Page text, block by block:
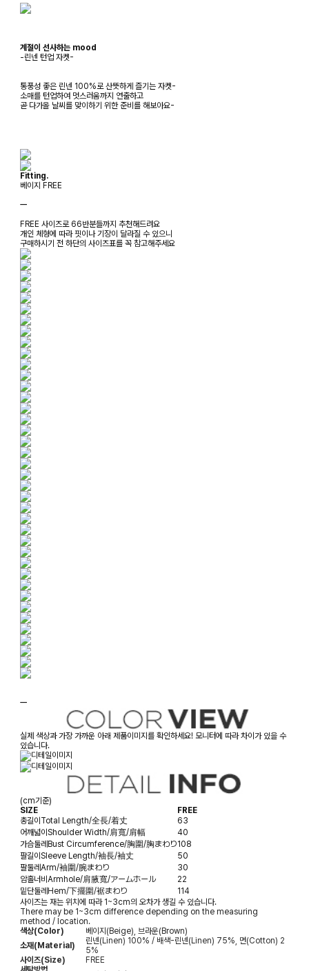
계절이 선사하는 mood
-린넨 턴업 자켓-
통풍성 좋은 린넨 100%로 산뜻하게 즐기는 자켓-
소매를 턴업하여 멋스러움까지 연출하고
곧 다가올 날씨를 맞이하기 위한 준비를 해보아요-
Fitting.
베이지 FREE
ㅡ
FREE 사이즈로 66반분들까지 추천해드려요
개인 체형에 따라 핏이나 기장이 달라질 수 있으니
구매하시기 전 하단의 사이즈표를 꼭 참고해주세요
ㅡ
실제 색상과 가장 가까운 아래 제품이미지를 확인하세요! 모니터에 따라 차이가 있을 수
있습니다.
(cm기준)
SIZE
FREE
총길이Total Length/全長/着丈
63
어깨넓이Shoulder Width/肩寬/肩幅
40
가슴둘레Bust Circumference/胸圍/胸まわり108
팔길이Sleeve Length/袖長/袖丈
50
팔둘레Arm/袖圍/腕まわり
30
암홀너비Armhole/肩腋寬/アームホール
22
밑단둘레Hem/下擺圍/裾まわり
114
사이즈는 재는 위치에 따라 1~3cm의 오차가 생길 수 있습니다.
There may be 1~3cm difference depending on the measuring
method / location.
색상(Color)
베이지(Beige), 브라운(Brown)
소재(Material)
린넨(Linen) 100% / 배색-린넨(Linen) 75%, 면(Cotton) 2
5%
사이즈(Size)
FREE